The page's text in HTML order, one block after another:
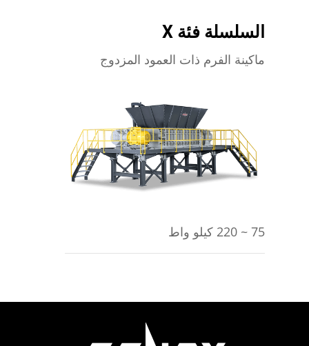
السلسلة فئة X
ماكينة الفرم ذات العمود المزدوج
يتعلم أكثر
75 ~ 220 كيلو واط